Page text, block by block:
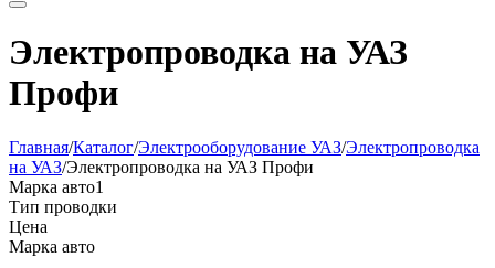
Электропроводка на УАЗ
Профи
Главная/Каталог/Электрооборудование УАЗ/Электропроводка
на УАЗ/Электропроводка на УАЗ Профи
Марка авто1
Тип проводки
Цена
Марка авто